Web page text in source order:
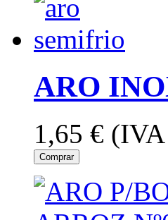
ARO
1,65 €
Comprar